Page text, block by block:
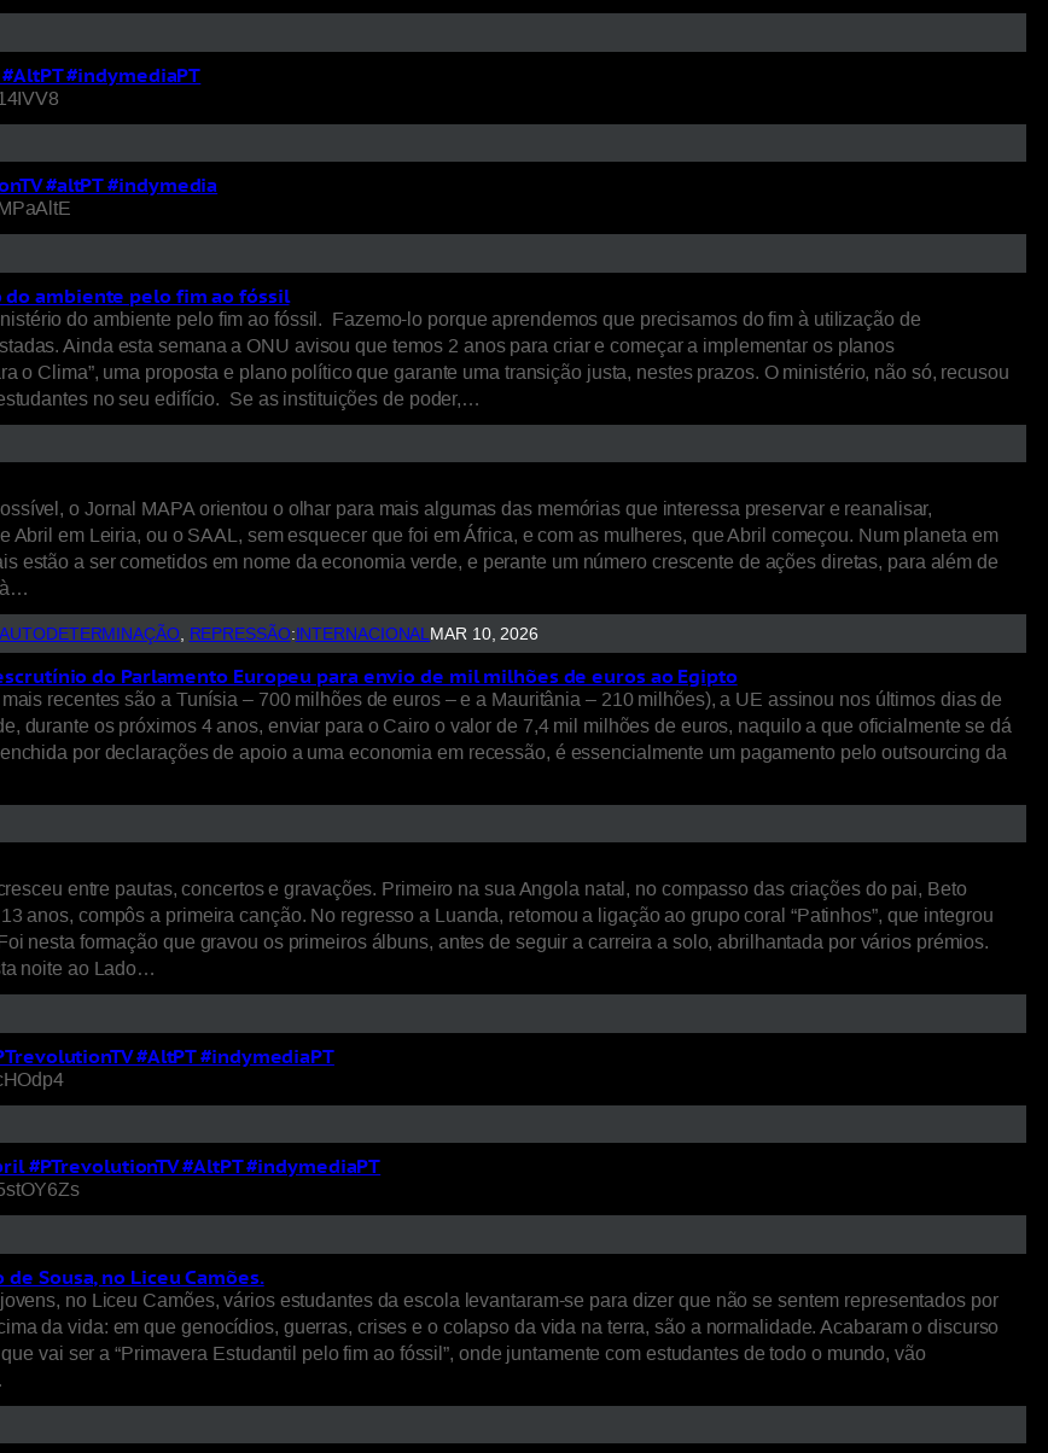
#indymediaPT
#altPT #indymedia
do ambiente pelo fim ao fóssil
do ambiente pelo fim ao fóssil. Fazemo-lo porque aprendemos que precisamos do fim à utilização de
Ainda esta semana a ONU avisou que temos 2 anos para criar e começar a implementar os planos
o Clima”, uma proposta e plano político que garante uma transição justa, nestes prazos. O ministério, não só, recusou
no seu edifício. Se as instituições de poder,…
o Jornal MAPA orientou o olhar para mais algumas das memórias que interessa preservar e reanalisar,
Abril em Leiria, ou o SAAL, sem esquecer que foi em África, e com as mulheres, que Abril começou. Num planeta em
estão a ser cometidos em nome da economia verde, e perante um número crescente de ações diretas, para além de
à…
, REPRESSÃO:INTERNACIONAL MAR 10, 2026
do Parlamento Europeu para envio de mil milhões de euros ao Egipto
recentes são a Tunísia – 700 milhões de euros – e a Mauritânia – 210 milhões), a UE assinou nos últimos dias de
durante os próximos 4 anos, enviar para o Cairo o valor de 7,4 mil milhões de euros, naquilo a que oficialmente se dá
por declarações de apoio a uma economia em recessão, é essencialmente um pagamento pelo outsourcing da
entre pautas, concertos e gravações. Primeiro na sua Angola natal, no compasso das criações do pai, Beto
anos, compôs a primeira canção. No regresso a Luanda, retomou a ligação ao grupo coral “Patinhos”, que integrou
nesta formação que gravou os primeiros álbuns, antes de seguir a carreira a solo, abrilhantada por vários prémios.
noite ao Lado…
#AltPT #indymediaPT
#PTrevolutionTV #AltPT #indymediaPT
Sousa, no Liceu Camões.
no Liceu Camões, vários estudantes da escola levantaram-se para dizer que não se sentem representados por
da vida: em que genocídios, guerras, crises e o colapso da vida na terra, são a normalidade. Acabaram o discurso
vai ser a “Primavera Estudantil pelo fim ao fóssil”, onde juntamente com estudantes de todo o mundo, vão